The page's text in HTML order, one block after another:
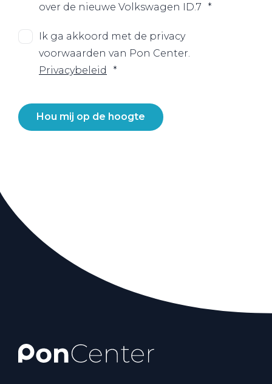
over de nieuwe Volkswagen ID.7
Ik ga akkoord met de privacy
voorwaarden van Pon Center.
Privacybeleid
Hou mij op de hoogte